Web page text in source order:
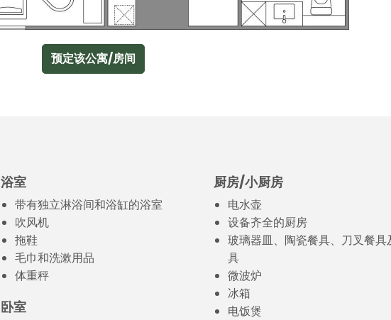
预定该公寓/房间
浴室
带有独立淋浴间和浴缸的浴室
吹风机
拖鞋
毛巾和洗漱用品
体重秤
卧室
厨房/小厨房
电水壶
设备齐全的厨房
玻璃器皿、陶瓷餐具、刀叉餐具
具
微波炉
冰箱
电饭煲